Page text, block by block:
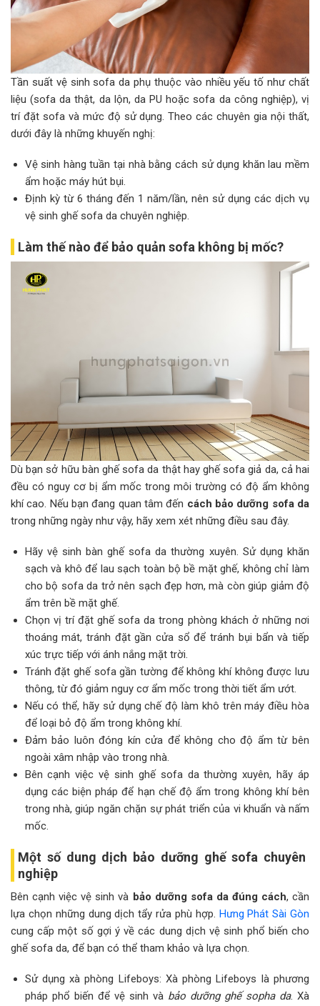
Tần suất vệ sinh sofa da phụ thuộc vào nhiều yếu tố như chất
liệu (sofa da thật, da lộn, da PU hoặc sofa da công nghiệp), vị
trí đặt sofa và mức độ sử dụng. Theo các chuyên gia nội thất,
dưới đây là những khuyến nghị:
Vệ sinh hàng tuần tại nhà bằng cách sử dụng khăn lau mềm
ẩm hoặc máy hút bụi.
Định kỳ từ 6 tháng đến 1 năm/lần, nên sử dụng các dịch vụ
vệ sinh ghế sofa da chuyên nghiệp.
Làm thế nào để bảo quản sofa không bị mốc?
Dù bạn sở hữu bàn ghế sofa da thật hay ghế sofa giả da, cả hai
đều có nguy cơ bị ẩm mốc trong môi trường có độ ẩm không
khí cao. Nếu bạn đang quan tâm đến cách bảo dưỡng sofa da
trong những ngày như vậy, hãy xem xét những điều sau đây.
Hãy vệ sinh bàn ghế sofa da thường xuyên. Sử dụng khăn
sạch và khô để lau sạch toàn bộ bề mặt ghế, không chỉ làm
cho bộ sofa da trở nên sạch đẹp hơn, mà còn giúp giảm độ
ẩm trên bề mặt ghế.
Chọn vị trí đặt ghế sofa da trong phòng khách ở những nơi
thoáng mát, tránh đặt gần cửa sổ để tránh bụi bẩn và tiếp
xúc trực tiếp với ánh nắng mặt trời.
Tránh đặt ghế sofa gần tường để không khí không được lưu
thông, từ đó giảm nguy cơ ẩm mốc trong thời tiết ẩm ướt.
Nếu có thể, hãy sử dụng chế độ làm khô trên máy điều hòa
để loại bỏ độ ẩm trong không khí.
Đảm bảo luôn đóng kín cửa để không cho độ ẩm từ bên
ngoài xâm nhập vào trong nhà.
Bên cạnh việc vệ sinh ghế sofa da thường xuyên, hãy áp
dụng các biện pháp để hạn chế độ ẩm trong không khí bên
trong nhà, giúp ngăn chặn sự phát triển của vi khuẩn và nấm
mốc.
Một số dung dịch bảo dưỡng ghế sofa chuyên
nghiệp
Bên cạnh việc vệ sinh và bảo dưỡng sofa da đúng cách, cần
lựa chọn những dung dịch tẩy rửa phù hợp. Hưng Phát Sài Gòn
cung cấp một số gợi ý về các dung dịch vệ sinh phổ biến cho
ghế sofa da, để bạn có thể tham khảo và lựa chọn.
Sử dụng xà phòng Lifeboys: Xà phòng Lifeboys là phương
pháp phổ biến để vệ sinh và bảo dưỡng ghế sopha da. Xà